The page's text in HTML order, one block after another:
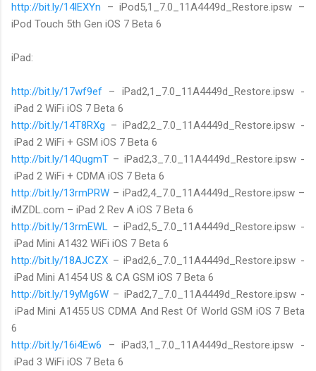
http://bit.ly/14lEXYn – iPod5,1_7.0_11A4449d_Restore.ipsw –
iPod Touch 5th Gen iOS 7 Beta 6
iPad:
http://bit.ly/17wf9ef – iPad2,1_7.0_11A4449d_Restore.ipsw -
iPad 2 WiFi iOS 7 Beta 6
http://bit.ly/14T8RXg – iPad2,2_7.0_11A4449d_Restore.ipsw -
iPad 2 WiFi + GSM iOS 7 Beta 6
http://bit.ly/14QugmT – iPad2,3_7.0_11A4449d_Restore.ipsw -
iPad 2 WiFi + CDMA iOS 7 Beta 6
http://bit.ly/13rmPRW – iPad2,4_7.0_11A4449d_Restore.ipsw –
iMZDL.com – iPad 2 Rev A iOS 7 Beta 6
http://bit.ly/13rmEWL – iPad2,5_7.0_11A4449d_Restore.ipsw -
iPad Mini A1432 WiFi iOS 7 Beta 6
http://bit.ly/18AJCZX – iPad2,6_7.0_11A4449d_Restore.ipsw -
iPad Mini A1454 US & CA GSM iOS 7 Beta 6
http://bit.ly/19yMg6W – iPad2,7_7.0_11A4449d_Restore.ipsw -
iPad Mini A1455 US CDMA And Rest Of World GSM iOS 7 Beta
6
http://bit.ly/16i4Ew6 – iPad3,1_7.0_11A4449d_Restore.ipsw -
iPad 3 WiFi iOS 7 Beta 6